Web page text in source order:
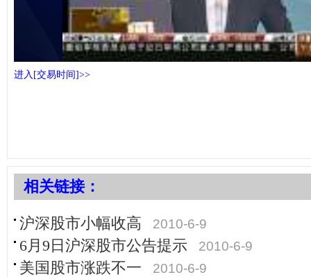
进入[交易时间]>>
相关链接：
沪深股市小幅收高 2010-6-9
6月9日沪深股市公告提示 2010-6-9
美国股市涨跌不一 2010-6-9